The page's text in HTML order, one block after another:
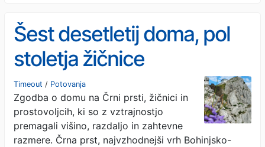
Šest desetletij doma, pol
stoletja žičnice
Timeout / Potovanja
Zgodba o domu na Črni prsti, žičnici in
prostovoljcih, ki so z vztrajnostjo
premagali višino, razdaljo in zahtevne
razmere. Črna prst, najvzhodnejši vrh Bohinjsko-